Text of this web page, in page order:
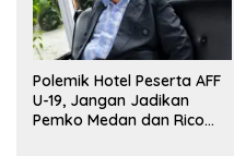
Polemik Hotel Peserta AFF
U-19, Jangan Jadikan
Pemko Medan dan Rico